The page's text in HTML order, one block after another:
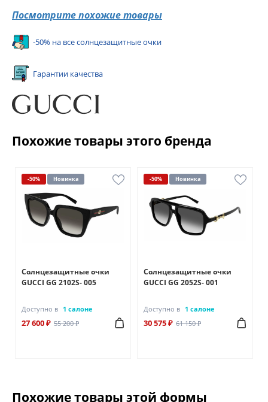
Посмотрите похожие товары
-50% на все солнцезащитные очки
Гарантии качества
Похожие товары этого бренда
-50% Новинка
Солнцезащитные очки
GUCCI GG 2102S- 005
Доступно в 1 салоне
27 600 ₽ 55 200 ₽
-50% Новинка
Солнцезащитные очки
GUCCI GG 2052S- 001
Доступно в 1 салоне
30 575 ₽ 61 150 ₽
Похожие товары этой формы